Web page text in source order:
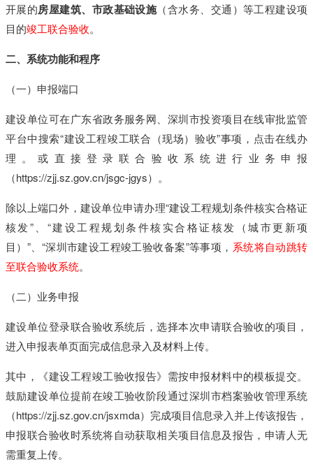
开展的房屋建筑、 市政基础设施（含水务 交通 ） 等工程建设项
目的竣工联合验收。
二、 系统功能和程序
（一） 申报端口
建设单位可在广东省政务服务网 深圳市投资项目在线审批监管
平台中搜索“建设工程竣工联合 （现场） 验收”事项 ， 点击在线办
理 。或 直 接 登录联合 验 收 系统进行 业 务 申报
（https://zjj.sz.gov.cn/jsgc-jgys） 。
除以 上端口外 ， 建设单位申请办理“建设工程规划条件核实合格证
核发”、 “建设工程规划条件核实合格证核发 （城市更 新项
目 ） ”、 “深圳市建设工程竣工验收备案”等事项 ， 系统将自动跳转
至联合验收系统。
（二） 业务申报
建设单位登录联合验收系统后 ，选择本次申请联合验收的项目 ，
进入申报表单页面完成信息录入 及材料 上传。
其中 ， 《建设工程竣工验收报告》 需按申报材料中的模板提交。
鼓励建设单位提前在竣工验收阶段通过深圳市档案验收管理系统
（https://zjj.sz.gov.cn/jsxmda） 完成项目信息录入并 上传该报告 ，
申报联合验收时系统将自动获取相关项目信息及报告 ， 申请人无
需重复 上传。